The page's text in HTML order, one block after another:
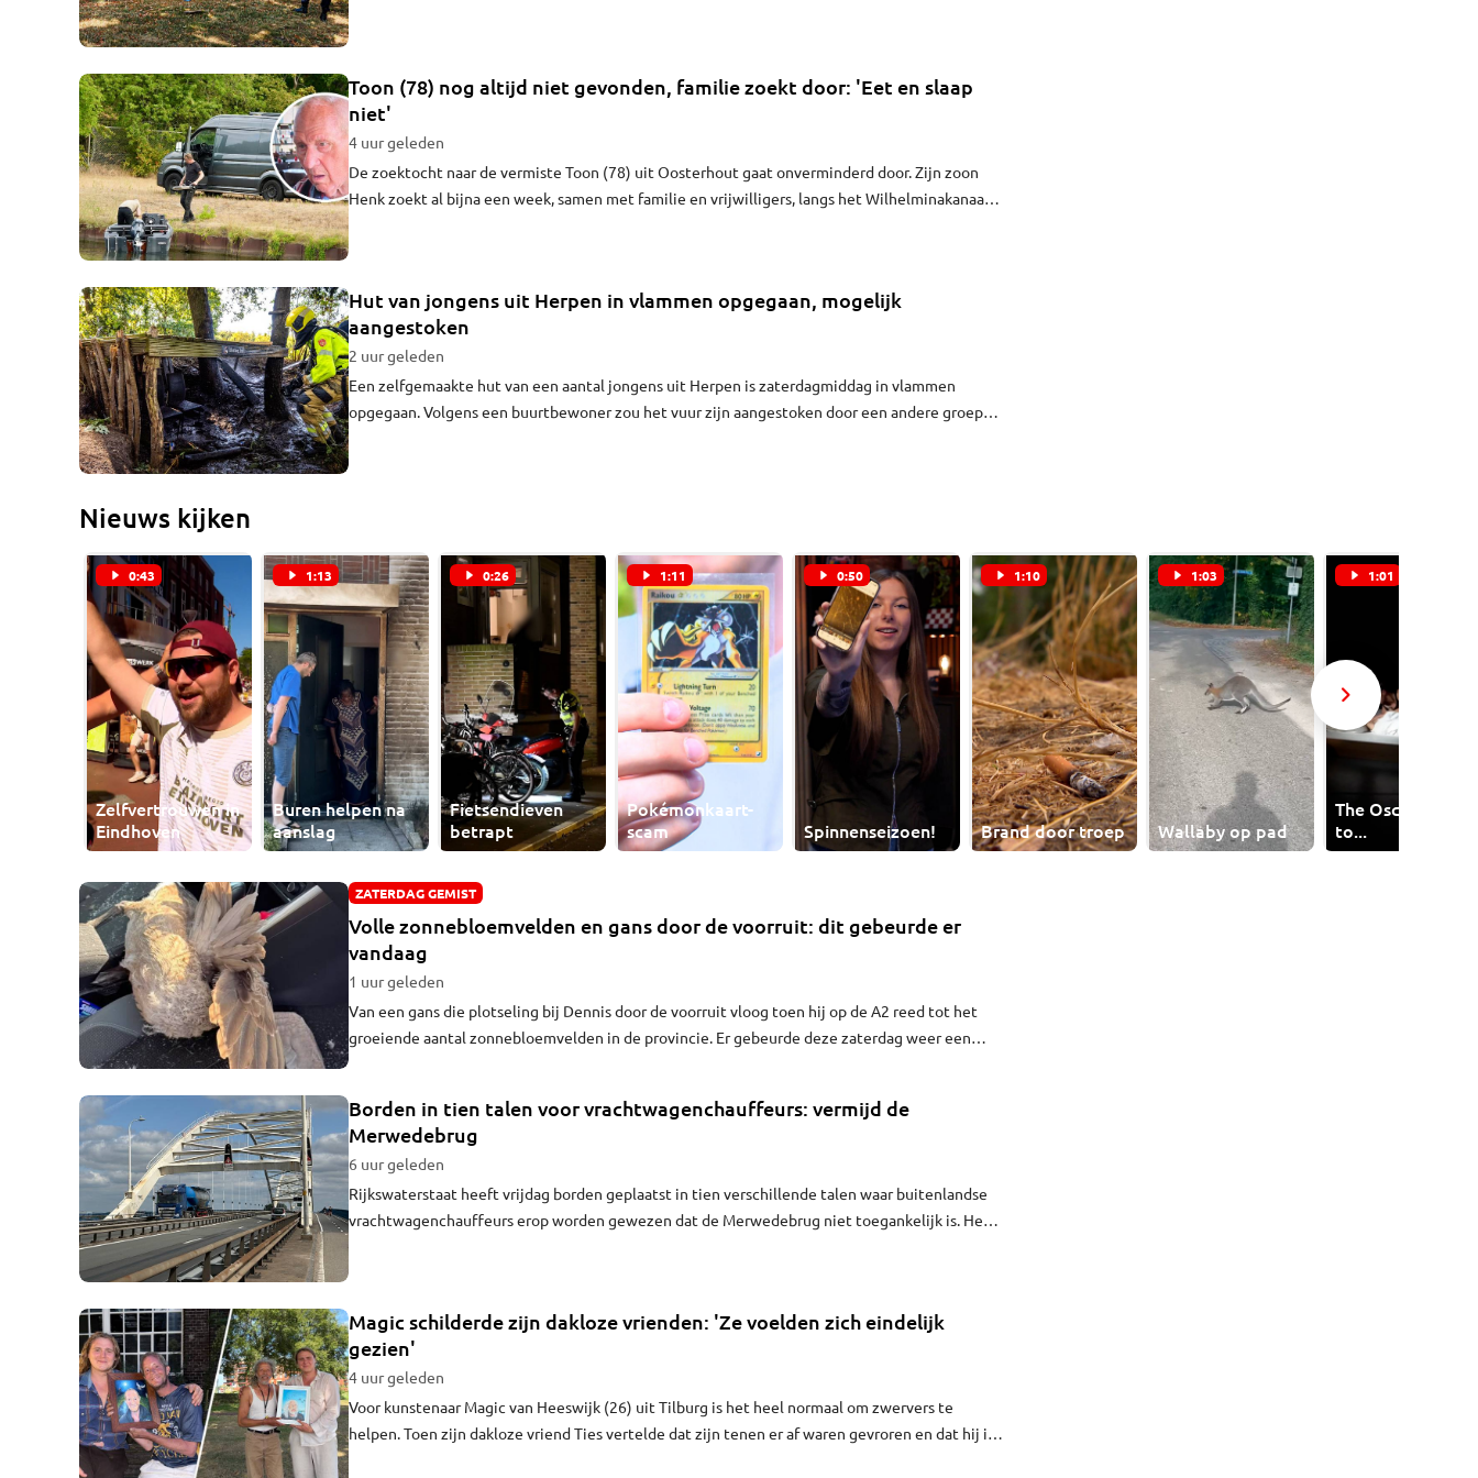
Toon (78) nog altijd niet gevonden, familie zoekt door: 'Eet en slaap
niet'
4 uur geleden
De zoektocht naar de vermiste Toon (78) uit Oosterhout gaat onverminderd door. Zijn zoon
Henk zoekt al bijna een week, samen met familie en vrijwilligers, langs het Wilhelminakanaal
Hut van jongens uit Herpen in vlammen opgegaan, mogelijk
aangestoken
2 uur geleden
Een zelfgemaakte hut van een aantal jongens uit Herpen is zaterdagmiddag in vlammen
opgegaan. Volgens een buurtbewoner zou het vuur zijn aangestoken door een andere groep
Nieuws kijken
0:43
Zelfvertrouwen in
Eindhoven
1:13
Buren helpen na
aanslag
0:26
Fietsendieven
betrapt
1:11
Pokémonkaart-
scam
0:50
Spinnenseizoen!
1:10
Brand door troep
1:03
Wallaby op pad
1:01
The Oscar goes
to...
ZATERDAG GEMIST
Volle zonnebloemvelden en gans door de voorruit: dit gebeurde er
vandaag
1 uur geleden
Van een gans die plotseling bij Dennis door de voorruit vloog toen hij op de A2 reed tot het
groeiende aantal zonnebloemvelden in de provincie. Er gebeurde deze zaterdag weer een
Borden in tien talen voor vrachtwagenchauffeurs: vermijd de
Merwedebrug
6 uur geleden
Rijkswaterstaat heeft vrijdag borden geplaatst in tien verschillende talen waar buitenlandse
vrachtwagenchauffeurs erop worden gewezen dat de Merwedebrug niet toegankelijk is. Het
Magic schilderde zijn dakloze vrienden: 'Ze voelden zich eindelijk
gezien'
4 uur geleden
Voor kunstenaar Magic van Heeswijk (26) uit Tilburg is het heel normaal om zwervers te
helpen. Toen zijn dakloze vriend Ties vertelde dat zijn tenen er af waren gevroren en dat hij in